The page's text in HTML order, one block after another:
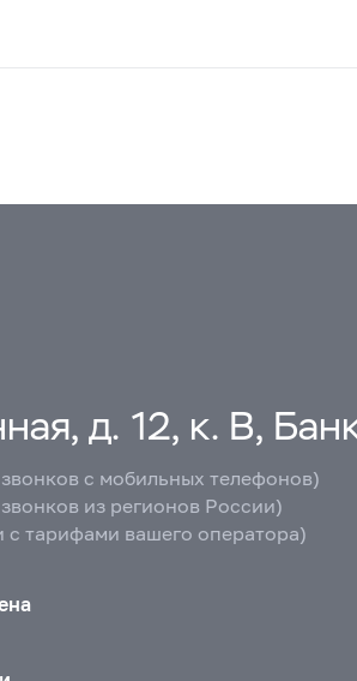
д. 12, к. В,
с мобильных телефонов)
из регионов России)
с тарифами вашего оператора)